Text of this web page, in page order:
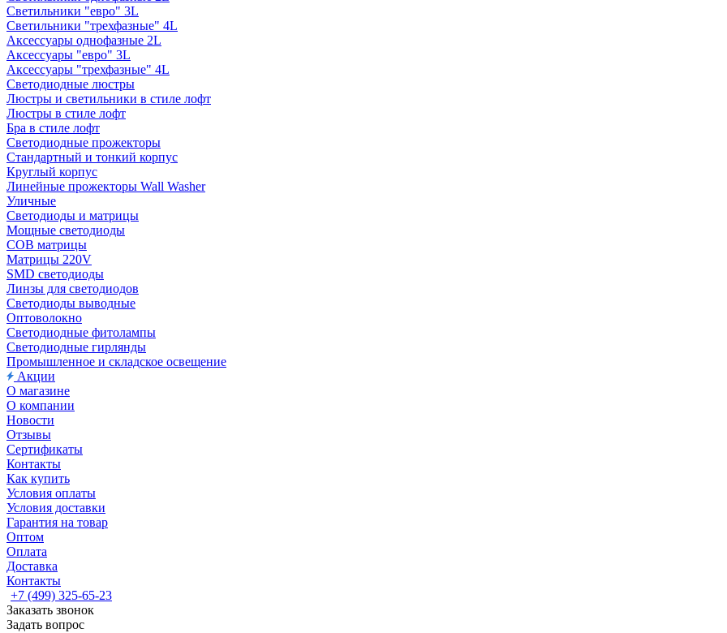
Светильники "евро" 3L
Светильники "трехфазные" 4L
Аксессуары однофазные 2L
Аксессуары "евро" 3L
Аксессуары "трехфазные" 4L
Светодиодные люстры
Люстры и светильники в стиле лофт
Люстры в стиле лофт
Бра в стиле лофт
Светодиодные прожекторы
Стандартный и тонкий корпус
Круглый корпус
Линейные прожекторы Wall Washer
Уличные
Светодиоды и матрицы
Мощные светодиоды
COB матрицы
Матрицы 220V
SMD светодиоды
Линзы для светодиодов
Светодиоды выводные
Оптоволокно
Светодиодные фитолампы
Светодиодные гирлянды
Промышленное и складское освещение
Акции
О магазине
О компании
Новости
Отзывы
Сертификаты
Контакты
Как купить
Условия оплаты
Условия доставки
Гарантия на товар
Оптом
Оплата
Доставка
Контакты
+7 (499) 325-65-23
Заказать звонок
Задать вопрос